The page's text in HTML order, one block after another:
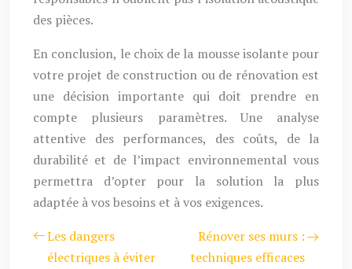
des pièces.
En conclusion, le choix de la mousse isolante pour
votre projet de construction ou de rénovation est
une décision importante qui doit prendre en
compte plusieurs paramètres. Une analyse
attentive des performances, des coûts, de la
durabilité et de l’impact environnemental vous
permettra d’opter pour la solution la plus
adaptée à vos besoins et à vos exigences.
Les dangers
électriques à éviter
Rénover ses murs :
techniques efficaces